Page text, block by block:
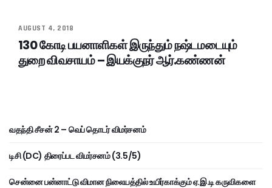
AUGUST 4, 2018
130 கோடி பயனாளிகள் இருந்தும் நஷ்டமடையும்
துறை விவசாயம் – இயக்குநர் ஆர்.கண்ணன்
வதந்தி சீசன் 2 – வெப் தொடர் விமர்சனம்
டிசி (DC) திரைப்பட விமர்சனம் (3.5/5)
சென்னை பன்னாட்டு விமான நிலையத்தில் உயிர்காக்கும் ஏ.இ.டி கருவிகளை